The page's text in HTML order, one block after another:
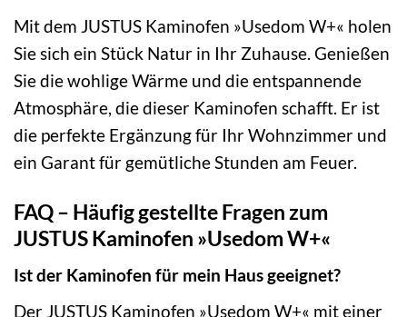
Mit dem JUSTUS Kaminofen »Usedom W+« holen
Sie sich ein Stück Natur in Ihr Zuhause. Genießen
Sie die wohlige Wärme und die entspannende
Atmosphäre, die dieser Kaminofen schafft. Er ist
die perfekte Ergänzung für Ihr Wohnzimmer und
ein Garant für gemütliche Stunden am Feuer.
FAQ – Häufig gestellte Fragen zum
JUSTUS Kaminofen »Usedom W+«
Ist der Kaminofen für mein Haus geeignet?
Der JUSTUS Kaminofen »Usedom W+« mit einer